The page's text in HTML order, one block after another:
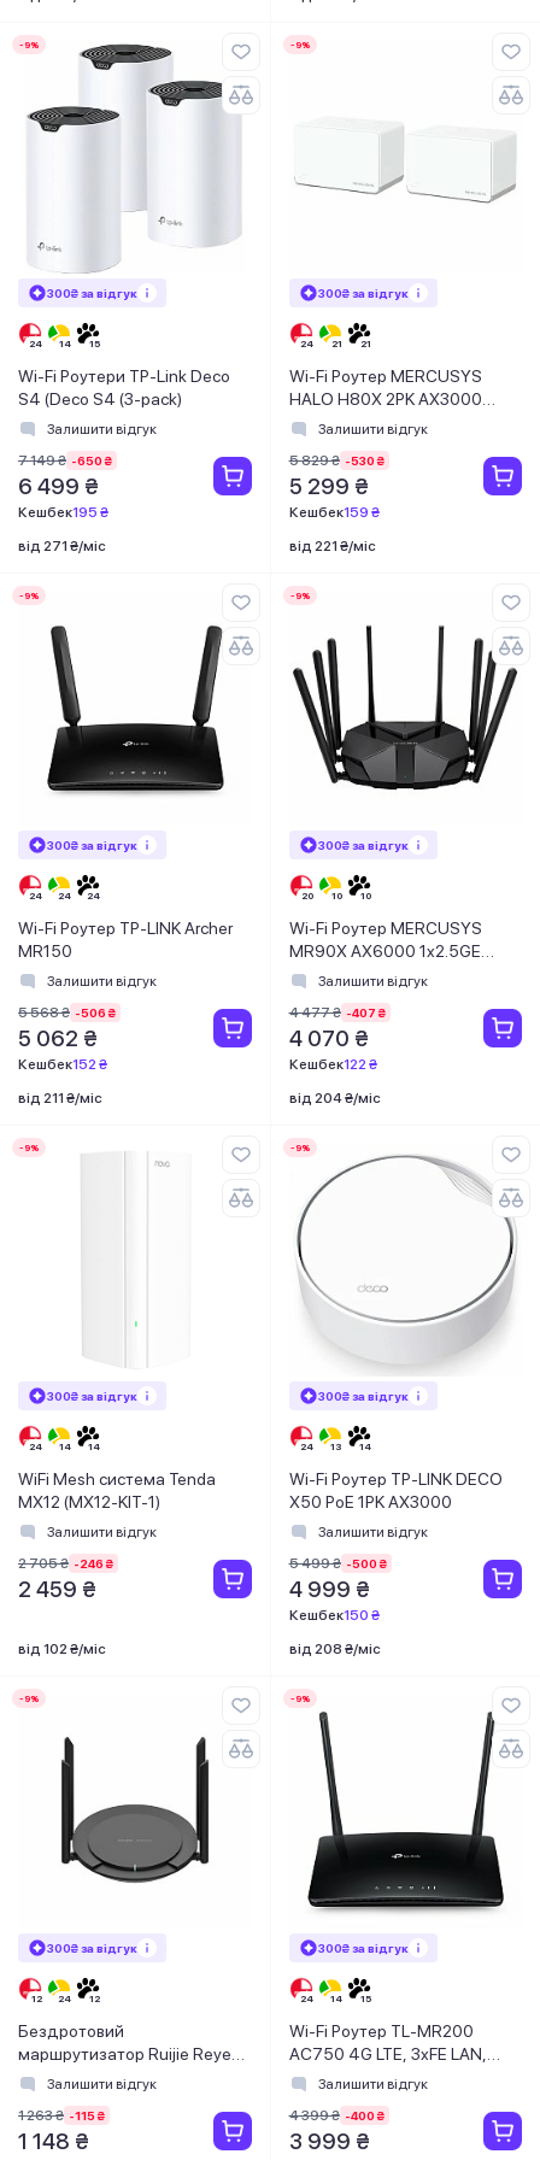
-9%
300₴ за відгук
Wi-Fi Роутери TP-Link Deco
S4 (Deco S4 (3-pack)
Залишити відгук
7 149 ₴ -650 ₴
6 499 ₴
Кешбек195 ₴
від 271 ₴/міс
-9%
300₴ за відгук
Wi-Fi Роутер MERCUSYS
HALO H80X 2PK AX3000
3xGE LAN/WAN MESH
Залишити відгук
5 829 ₴ -530 ₴
5 299 ₴
Кешбек159 ₴
від 221 ₴/міс
-9%
300₴ за відгук
Wi-Fi Роутер TP-LINK Archer
MR150
Залишити відгук
5 568 ₴ -506 ₴
5 062 ₴
Кешбек152 ₴
від 211 ₴/міс
-9%
300₴ за відгук
Wi-Fi Роутер MERCUSYS
MR90X AX6000 1x2.5GE
WAN/LAN 1xGE WAN/LAN
Залишити відгук
4 477 ₴ -407 ₴
4 070 ₴
Кешбек122 ₴
від 204 ₴/міс
-9%
300₴ за відгук
WiFi Mesh система Tenda
MX12 (MX12-KIT-1)
Залишити відгук
2 705 ₴ -246 ₴
2 459 ₴
від 102 ₴/міс
-9%
300₴ за відгук
Wi-Fi Роутер TP-LINK DECO
X50 PoE 1PK AX3000
Залишити відгук
5 499 ₴ -500 ₴
4 999 ₴
Кешбек150 ₴
від 208 ₴/міс
-9%
300₴ за відгук
Бездротовий
маршрутизатор Ruijie Reyee
RG-EW300 PRO
Залишити відгук
1 263 ₴ -115 ₴
1 148 ₴
-9%
300₴ за відгук
Wi-Fi Роутер TL-MR200
AC750 4G LTE, 3xFE LAN,
1xFE WAN, 1xSim Card Slot
Залишити відгук
4 399 ₴ -400 ₴
3 999 ₴